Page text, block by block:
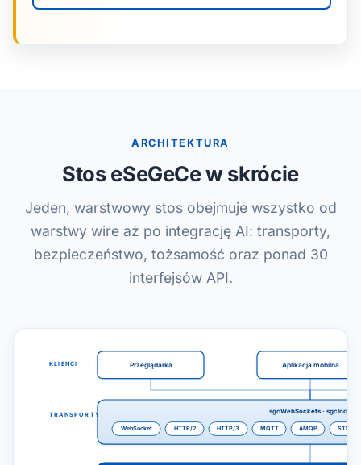
ARCHITEKTURA
Stos eSeGeCe w skrócie
Jeden, warstwowy stos obejmuje wszystko od
warstwy wire aż po integrację AI: transporty,
bezpieczeństwo, tożsamość oraz ponad 30
interfejsów API.
KLIENCI Przeglądarka Aplikacja mobilna
TRANSPORTY sgcWebSockets · sgcIndy
WebSocket HTTP/2 HTTP/3 MQTT AMQP STOMP